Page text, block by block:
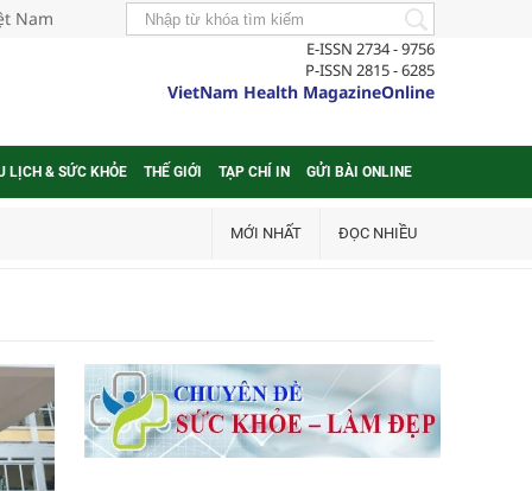
Nam
E-ISSN 2734 - 9756
P-ISSN 2815 - 6285
VietNam Health MagazineOnline
LỊCH & SỨC KHỎE THẾ GIỚI TẠP CHÍ IN GỬI BÀI ONLINE
MỚI NHẤT ĐỌC NHIỀU